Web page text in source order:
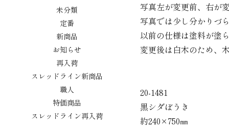
未分類
定番
新商品
お知らせ
再入荷
スレッドライン新商品
職人
特価商品
スレッドライン再入荷
写真左が変更前、右が
写真では少し分かりづ
以前の仕様は塗料が塗
変更後は白木のため、
20-1481
黒シダぼうき
約240×750㎜